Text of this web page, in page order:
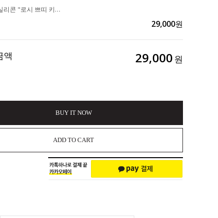
주방히든템 실리콘 "로시 쁘띠 키친툴 12종" 50,000>>29,000
29,000원
액 29,000 원
BUY IT NOW
ADD TO CART